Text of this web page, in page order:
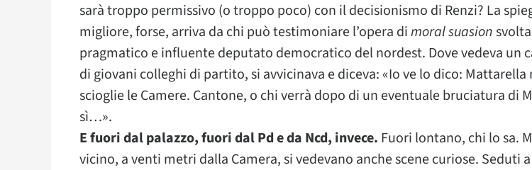
sarà troppo permissivo (o troppo poco) con il decisionismo di Renzi? La
migliore, forse, arriva da chi può testimoniare l’opera dimoral suasion
pragmatico e influente deputato democratico del nordest. Dove vedeva un
di giovani colleghi di partito, si avvicinava e diceva: «Io ve lo dico: Mattarella
scioglie le Camere. Cantone, o chi verrà dopo di un eventuale bruciatura di
sì…».
E fuori dal palazzo, fuori dal Pd e da Ncd, invece. Fuori lontano, chi lo sa.
vicino, a venti metri dalla Camera, si vedevano anche scene curiose. Seduti